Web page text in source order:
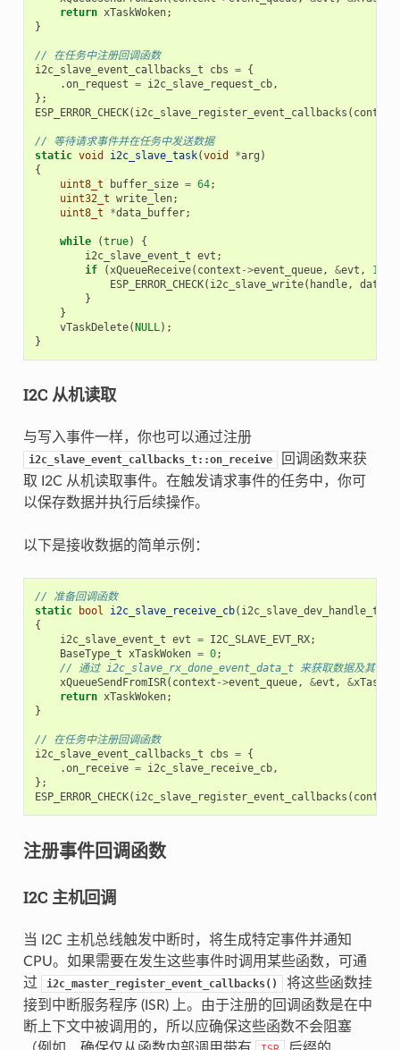
return xTaskWoken;
}
// 在任务中注册回调函数
i2c_slave_event_callbacks_t
cbs = {
.on_request = i2c_slave_request_cb,
};
ESP_ERROR_CHECK( i2c_slave_register_event_callbacks ( context
// 等待请求事件并在任务中发送数据
static void i2c_slave_task(void *arg )
{
uint8_t
buffer_size = 64;
uint32_t write_len;
uint8_t
*data_buffer;
while (true)
{
i2c_slave_event_t evt ;
if
(xQueueReceive( context ->event_queue, &evt , 10
ESP_ERROR_CHECK( i2c_slave_write( handle,
}
}
vTaskDelete( NULL);
}
I2C 从机读取
与写入事件一样，你也可以通过注册
i2c_slave_event_callbacks_t::on_receive
回调函数来获
取 I2C 从机读取事件。在触发请求事件的任务中，你可
以保存数据并执行后续操作。
以下是接收数据的简单示例：
// 准备回调函数
static
bool i2c_slave_receive_cb( i2c_slave_dev_handle_t
{
i2c_slave_event_t evt = I2C_SLAVE_EVT_RX;
BaseType_t xTaskWoken = 0;
// 通过 i2c_slave_rx_done_event_data_t 来获取数据及其长度
xQueueSendFromISR( context ->event_queue, &evt , &
return xTaskWoken;
}
// 在任务中注册回调函数
i2c_slave_event_callbacks_t
cbs = {
.on_receive = i2c_slave_receive_cb,
};
ESP_ERROR_CHECK( i2c_slave_register_event_callbacks ( context
注册事件回调函数
I2C 主机回调
当 I2C 主机总线触发中断时，将生成特定事件并通知
CPU。如果需要在发生这些事件时调用某些函数，可通
过
i2c_master_register_event_callbacks()
将这些函数挂
接到中断服务程序 (ISR) 上。由于注册的回调函数是在中
断上下文中被调用的，所以应确保这些函数不会阻塞